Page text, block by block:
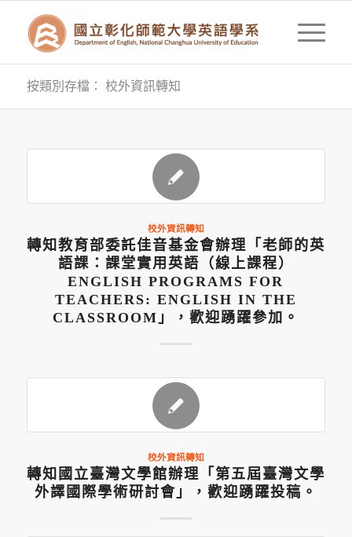
按類別存檔： 校外資訊轉知
校外資訊轉知
轉知教育部委託佳音基金會辦理「老師的英
語課：課堂實用英語（線上課程）
ENGLISH PROGRAMS FOR
TEACHERS: ENGLISH IN THE
CLASSROOM」，歡迎踴躍參加。
校外資訊轉知
轉知國立臺灣文學館辦理「第五屆臺灣文學
外譯國際學術研討會」，歡迎踴躍投稿。